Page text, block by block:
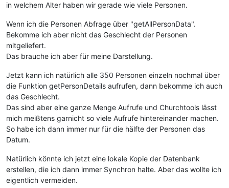
in welchem Alter haben wir gerade wie viele Personen.
Wenn ich die Personen Abfrage über "getAllPersonData".
Bekomme ich aber nicht das Geschlecht der Personen
mitgeliefert.
Das brauche ich aber für meine Darstellung.
Jetzt kann ich natürlich alle 350 Personen einzeln nochmal über
die Funktion getPersonDetails aufrufen, dann bekomme ich auch
das Geschlecht.
Das sind aber eine ganze Menge Aufrufe und Churchtools lässt
mich meißtens garnicht so viele Aufrufe hintereinander machen.
So habe ich dann immer nur für die hälfte der Personen das
Datum.
Natürlich könnte ich jetzt eine lokale Kopie der Datenbank
erstellen, die ich dann immer Synchron halte. Aber das wollte ich
eigentlich vermeiden.